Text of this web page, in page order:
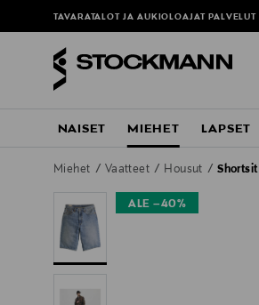
TAVARATALOT JA AUKIOLOAJAT PALVELUT
NAISET MIEHET LAPSET
Miehet Vaatteet Housut Shortsit
ALE –40%